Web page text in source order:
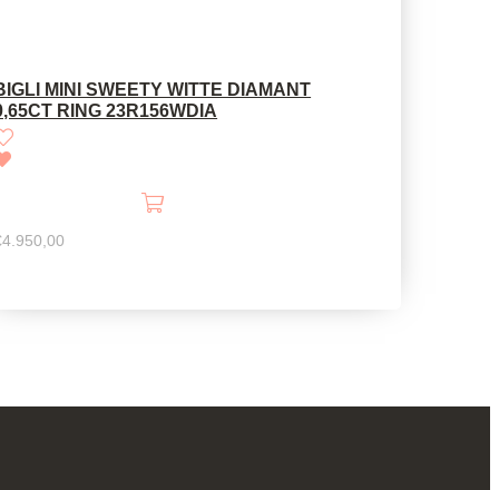
MINI SWEETY WITTE DIAMANT
RING 23R156WDIA
4.950,00